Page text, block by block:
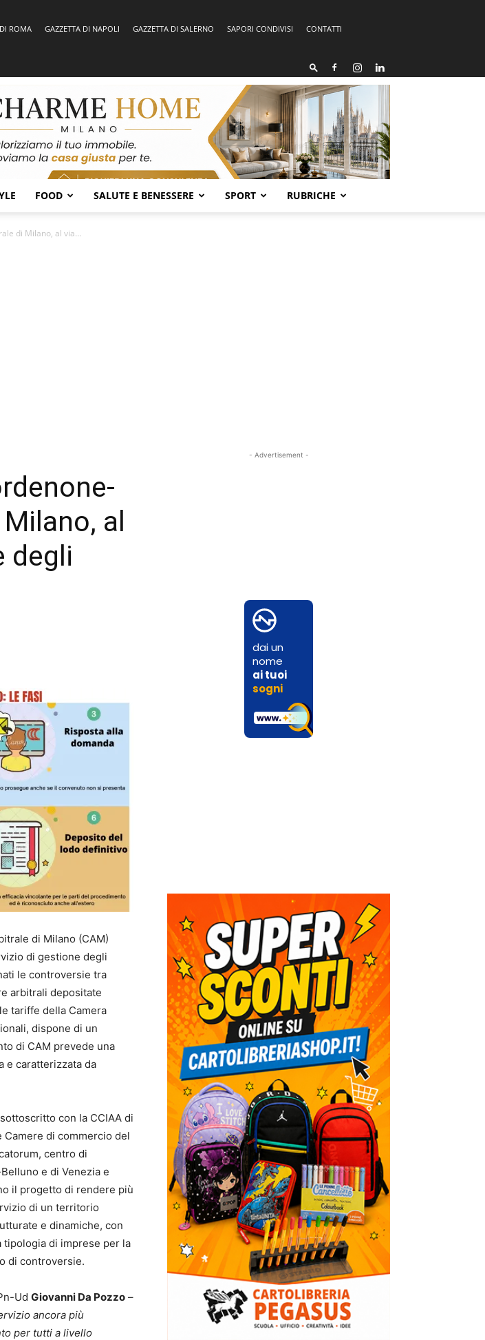
ROMA GAZZETTA DI NAPOLI GAZZETTA DI SALERNO SAPORI CONDIVISI
CONTATTI
FOOD SALUTE E BENESSERE SPORT RUBRICHE
di Milano, al via...
al
degli
di Milano (CAM)
di gestione degli
le controversie tra
arbitrali depositate
tariffe della Camera
dispone di un
di CAM prevede una
e caratterizzata da
con la CCIAA di
di commercio del
centro di
e di Venezia e
il progetto di rendere più
di un territorio
e dinamiche, con
tipologia di imprese per la
di controversie.
Ud Giovanni Da Pozzo –
ancora più
per tutti a livello
- Advertisement -